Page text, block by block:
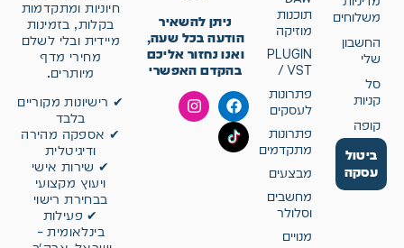
משלוחים
החשבון
שלי
סל
קניות
קופה
ביטול
עסקה
תוכנות
מוזיקה
PLUGIN
/ VST
פתרונות
לעסקים
פתרונות
מתקדמים
מבצעים
מחשבים
וסלולר
מנויים
ניתן להשאיר
הודעה בכל שעה,
ואנו נחזור אליכם
בהקדם האפשרי
חיוניות ומתקדמות
בקלות, בזמינות
מיידית ובלי לשלם
מחירי מדף
מיותרים.
✔ רישיונות מקוריים
בלבד
✔ אספקה מהירה
ודיגיטלית
✔ שירות אישי
ויעוץ מקצועי
בבחירת רישוי
✔ פעילות
בינלאומית –